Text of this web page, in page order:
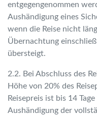
entgegengenommen
Aushändigung eines
wenn die Reise nicht
Übernachtung
übersteigt.
2.2. Bei Abschluss des
Höhe von 20% des
Reisepreis ist bis 14
Aushändigung der